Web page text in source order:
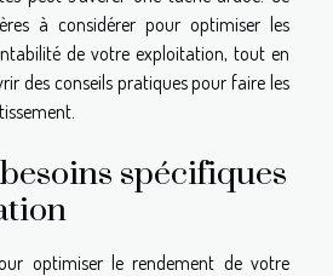
à considérer pour optimiser les
de votre exploitation, tout en
des conseils pratiques pour faire les
spécifiques
optimiser le rendement de votre